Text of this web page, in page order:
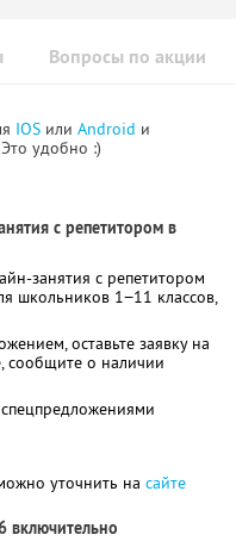
Вопросы по акции
IOS или Android и
удобно :)
с репетитором в
занятия с репетитором
школьников 1−11 классов,
оставьте заявку на
сообщите о наличии
уточнить на сайте
включительно